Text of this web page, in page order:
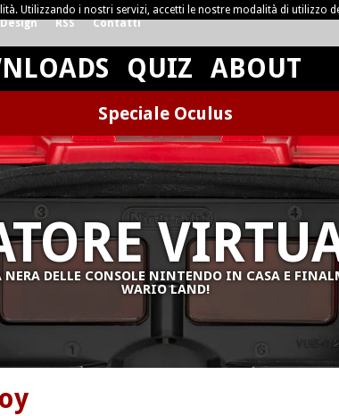
RSS Contatti
QUIZ ABOUT
Speciale Oculus
NERA DELLE CONSOLE NINTENDO IN CASA E
WARIO LAND!
Utilizzando i nostri servizi, accetti le nostre modalità di utilizzo